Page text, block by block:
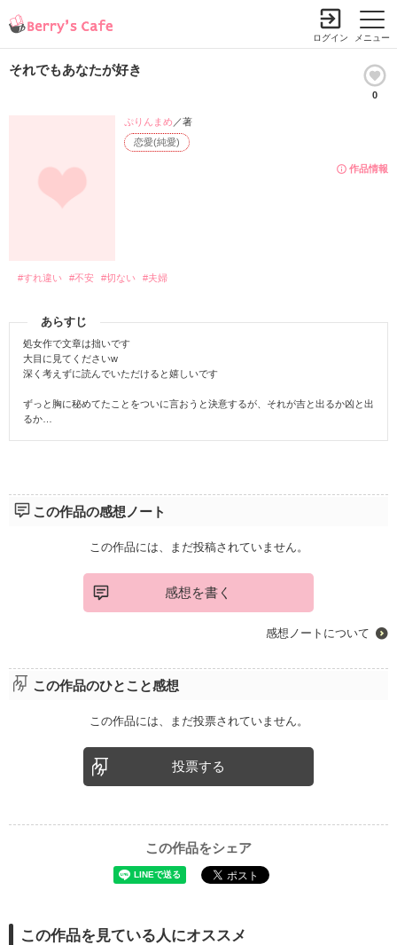
メニュー
ログイン
それでもあなたが好き
0
作品情報
恋愛(純愛)
ぷりんまめ ／著
#すれ違い #不安 #切ない #夫婦
あらすじ
処女作で文章は拙いです
大目に見てくださいw
深く考えずに読んでいただけると嬉しいです
ずっと胸に秘めてたことをついに言おうと決意するが、それが吉と出るか凶と出
るか…
この作品の感想ノート
この作品には、まだ投稿されていません。
感想を書く
感想ノートについて
この作品のひとこと感想
この作品には、まだ投票されていません。
投票する
この作品をシェア
この作品を見ている人にオススメ